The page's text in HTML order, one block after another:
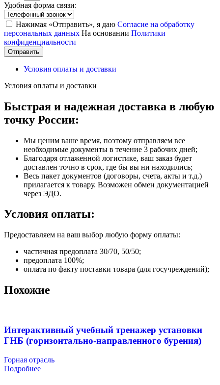
Удобная форма связи:
Нажимая «Отправить», я даю Согласие на обработку
персональных данных На основании Политики
конфиденциальности
Отправить
Условия оплаты и доставки
Условия оплаты и доставки
Быстрая и надежная доставка в любую
точку России:
Мы ценим ваше время, поэтому отправляем все
необходимые документы в течение 3 рабочих дней;
Благодаря отлаженной логистике, ваш заказ будет
доставлен точно в срок, где бы вы ни находились;
Весь пакет документов (договоры, счета, акты и т.д.)
прилагается к товару. Возможен обмен документацией
через ЭДО.
Условия оплаты:
Предоставляем на ваш выбор любую форму оплаты:
частичная предоплата 30/70, 50/50;
предоплата 100%;
оплата по факту поставки товара (для госучреждений);
Похожие
Интерактивный учебный тренажер установки
ГНБ (горизонтально-направленного бурения)
Горная отрасль
Подробнее